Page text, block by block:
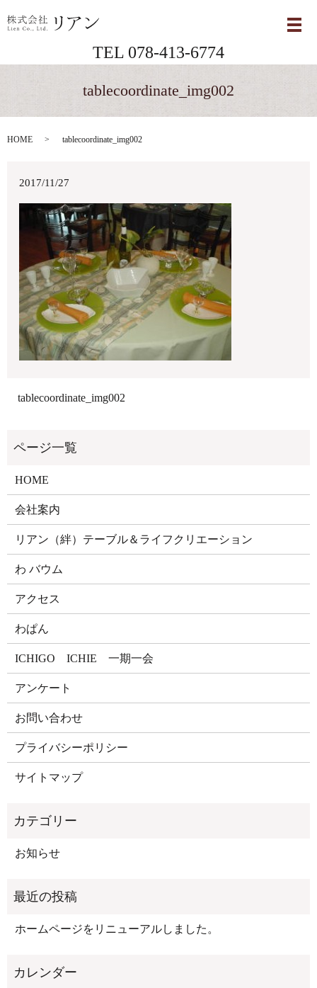
メ
TEL 078-413-6774
tablecoordinate_img002
HOME tablecoordinate_img002
2017/11/27
tablecoordinate_img002
HOME
会社案内
リアン（絆）テーブル＆ライフクリエーション
わ バウム
アクセス
わぱん
ICHIGO ICHIE 一期一会
アンケート
お問い合わせ
プライバシーポリシー
サイトマップ
お知らせ
ホームページをリニューアルしました。